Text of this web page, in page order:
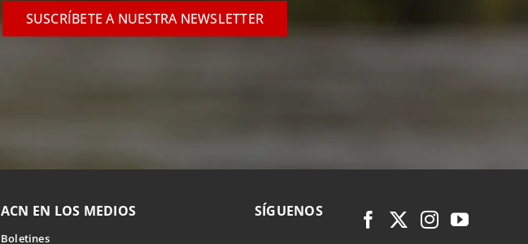
SUSCRÍBETE A NUESTRA NEWSLETTER
ACN EN LOS MEDIOS
Boletines
SÍGUENOS